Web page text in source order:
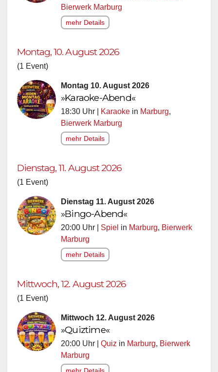
Bierwerk Marburg
mehr Details
Montag, 10. August 2026
(1 Event)
Montag 10. August 2026
»Karaoke-Abend«
18:30 Uhr | Karaoke in Marburg,
Bierwerk Marburg
mehr Details
Dienstag, 11. August 2026
(1 Event)
Dienstag 11. August 2026
»Bingo-Abend«
20:00 Uhr | Spiel in Marburg, Bierwerk
Marburg
mehr Details
Mittwoch, 12. August 2026
(1 Event)
Mittwoch 12. August 2026
»Quiztime«
20:00 Uhr | Quiz in Marburg, Bierwerk
Marburg